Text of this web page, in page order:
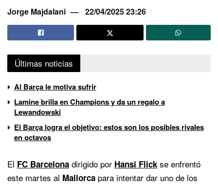
Jorge Majdalani 22/04/2025 23:26
Últimas noticias
Al Barça le motiva sufrir
Lamine brilla en Champions y da un regalo a
Lewandowski
El Barça logra el objetivo: estos son los posibles rivales
en octavos
El FC Barcelona dirigido por Hansi Flick se enfrentó
este martes al Mallorca para intentar dar uno de los